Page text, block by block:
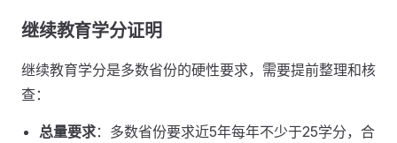
继续教育学分证明
继续教育学分是多数省份的硬性要求，需要提前整理和核
查：
总量要求：多数省份要求近5年每年不少于25学分，合